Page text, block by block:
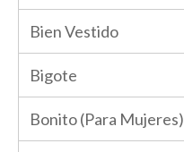
Bien Vestido
Bigote
Bonito (Para Mujeres)